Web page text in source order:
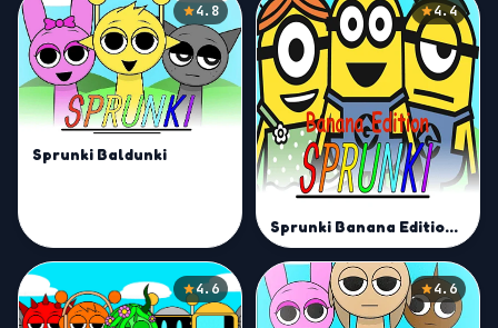
4.8
Sprunki Baldunki
4.4
Sprunki Banana Edition Mod
4.6 4.6